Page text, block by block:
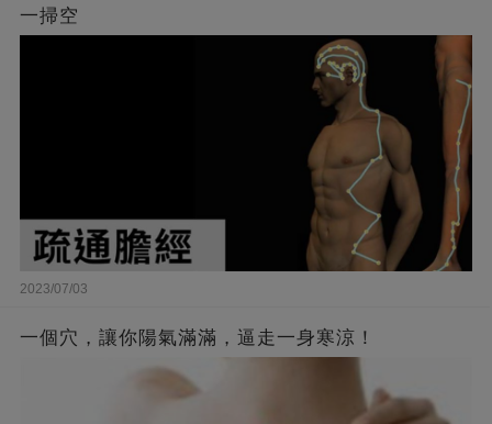
一掃空
2023/07/03
一個穴，讓你陽氣滿滿，逼走一身寒涼！